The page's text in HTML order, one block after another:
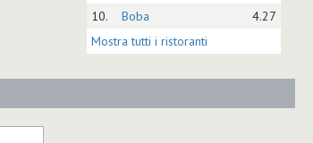
10.
Boba
4.27
Mostra tutti i ristoranti